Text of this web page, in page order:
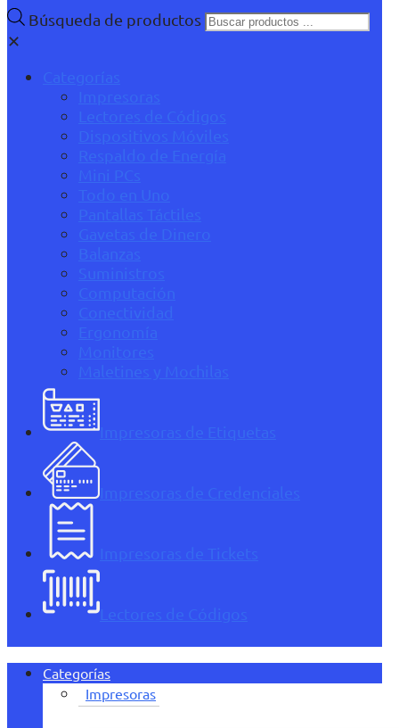
Búsqueda de productos
✕
Categorías
Impresoras
Lectores de Códigos
Dispositivos Móviles
Respaldo de Energía
Mini PCs
Todo en Uno
Pantallas Táctiles
Gavetas de Dinero
Balanzas
Suministros
Computación
Conectividad
Ergonomía
Monitores
Maletines y Mochilas
Impresoras de Etiquetas
Impresoras de Credenciales
Impresoras de Tickets
Lectores de Códigos
Categorías
Impresoras